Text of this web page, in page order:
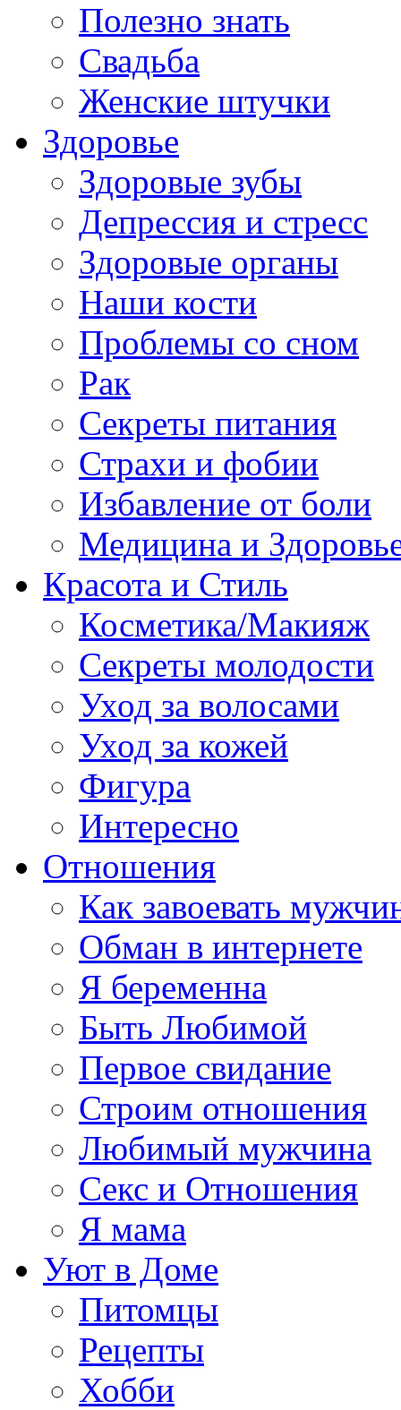
Полезно знать
Свадьба
Женские штучки
Здоровье
Здоровые зубы
Депрессия и стресс
Здоровые органы
Наши кости
Проблемы со сном
Рак
Секреты питания
Страхи и фобии
Избавление от боли
Медицина и
Красота и Стиль
Косметика/Макияж
Секреты молодости
Уход за волосами
Уход за кожей
Фигура
Интересно
Отношения
Как завоевать
Обман в интернете
Я беременна
Быть Любимой
Первое свидание
Строим отношения
Любимый мужчина
Секс и Отношения
Я мама
Уют в Доме
Питомцы
Рецепты
Хобби